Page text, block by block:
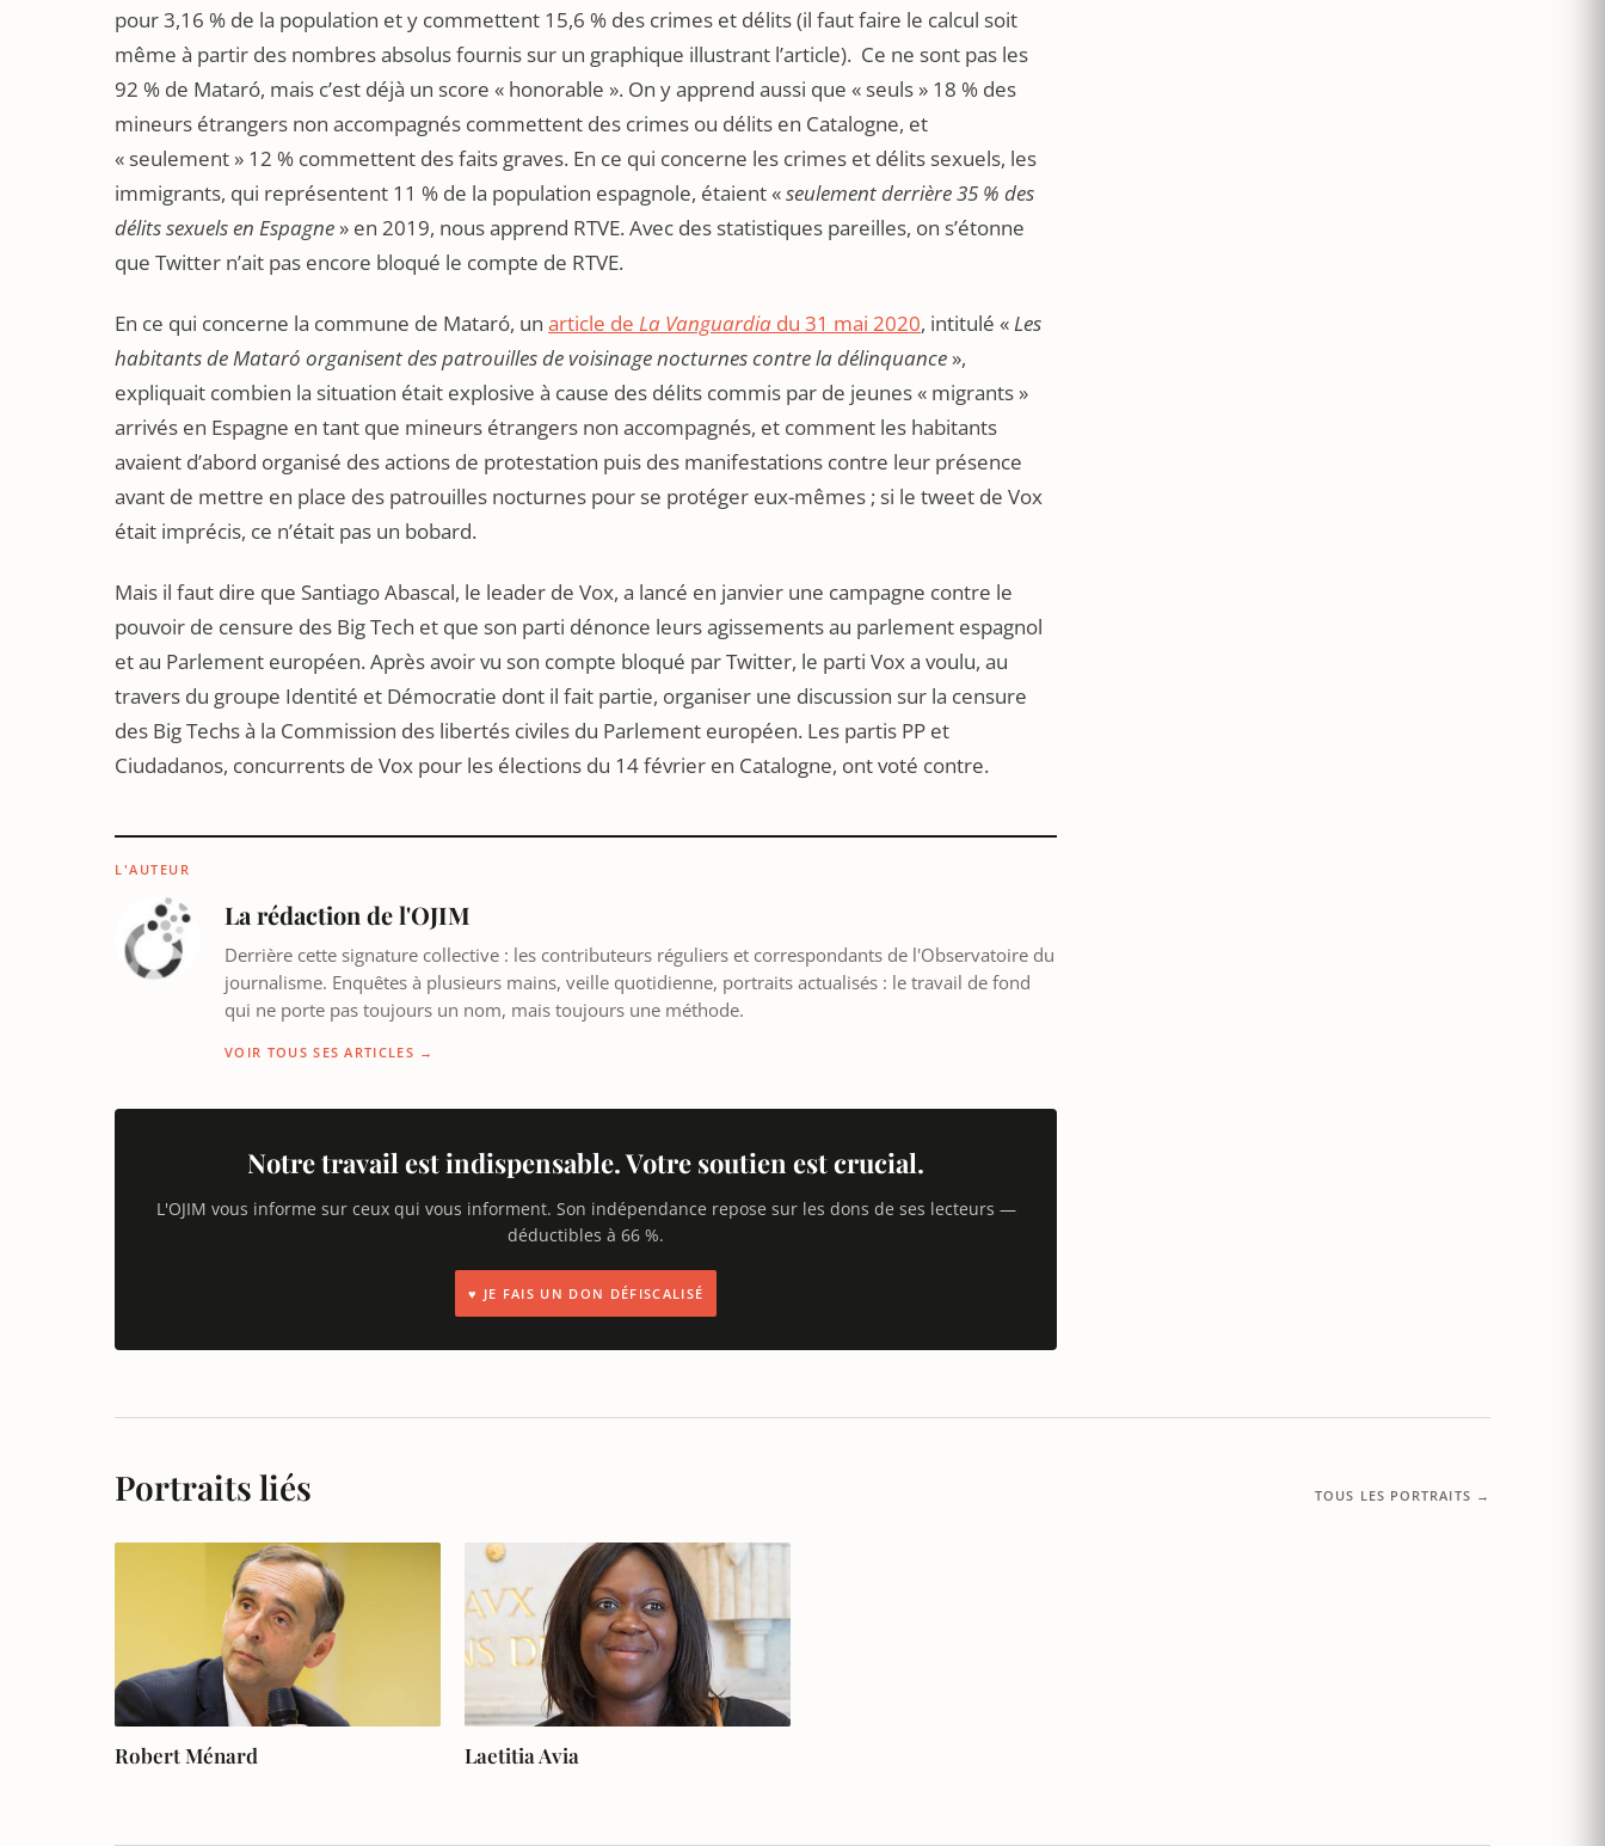
pour 3,16 % de la population et y commettent 15,6 % des crimes et délits (il faut faire le calcul soit
même à partir des nombres absolus fournis sur un graphique illustrant l’article). Ce ne sont pas les
92 % de Mataró, mais c’est déjà un score « honorable ». On y apprend aussi que « seuls » 18 % des
mineurs étrangers non accompagnés commettent des crimes ou délits en Catalogne, et
« seulement » 12 % commettent des faits graves. En ce qui concerne les crimes et délits sexuels, les
immigrants, qui représentent 11 % de la population espagnole, étaient «seulement derrière 35 % des
délits sexuels en Espagne » en 2019, nous apprend RTVE. Avec des statistiques pareilles, on s’étonne
que Twitter n’ait pas encore bloqué le compte de RTVE.
En ce qui concerne la commune de Mataró, un article de La Vanguardia du 31 mai 2020, intitulé «Les
habitants de Mataró organisent des patrouilles de voisinage nocturnes contre la délinquance »,
expliquait combien la situation était explosive à cause des délits commis par de jeunes « migrants »
arrivés en Espagne en tant que mineurs étrangers non accompagnés, et comment les habitants
avaient d’abord organisé des actions de protestation puis des manifestations contre leur présence
avant de mettre en place des patrouilles nocturnes pour se protéger eux-mêmes ; si le tweet de Vox
était imprécis, ce n’était pas un bobard.
Mais il faut dire que Santiago Abascal, le leader de Vox, a lancé en janvier une campagne contre le
pouvoir de censure des Big Tech et que son parti dénonce leurs agissements au parlement espagnol
et au Parlement européen. Après avoir vu son compte bloqué par Twitter, le parti Vox a voulu, au
travers du groupe Identité et Démocratie dont il fait partie, organiser une discussion sur la censure
des Big Techs à la Commission des libertés civiles du Parlement européen. Les partis PP et
Ciudadanos, concurrents de Vox pour les élections du 14 février en Catalogne, ont voté contre.
L'AUTEUR
La rédaction de l'OJIM
Derrière cette signature collective : les contributeurs réguliers et correspondants de l'Observatoire du
journalisme. Enquêtes à plusieurs mains, veille quotidienne, portraits actualisés : le travail de fond
qui ne porte pas toujours un nom, mais toujours une méthode.
VOIR TOUS SES ARTICLES →
Notre travail est indispensable. Votre soutien est crucial.
L'OJIM vous informe sur ceux qui vous informent. Son indépendance repose sur les dons de ses lecteurs —
déductibles à 66 %.
♥ JE FAIS UN DON DÉFISCALISÉ
Portraits liés TOUS LES PORTRAITS →
Robert Ménard Laetitia Avia